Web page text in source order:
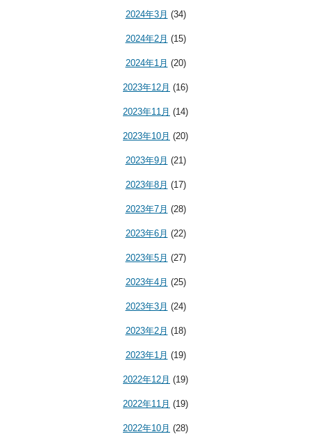
2024年3月 (34)
2024年2月 (15)
2024年1月 (20)
2023年12月 (16)
2023年11月 (14)
2023年10月 (20)
2023年9月 (21)
2023年8月 (17)
2023年7月 (28)
2023年6月 (22)
2023年5月 (27)
2023年4月 (25)
2023年3月 (24)
2023年2月 (18)
2023年1月 (19)
2022年12月 (19)
2022年11月 (19)
2022年10月 (28)